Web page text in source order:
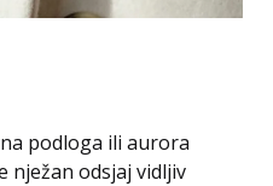
podloga ili aurora
nježan odsjaj vidljiv